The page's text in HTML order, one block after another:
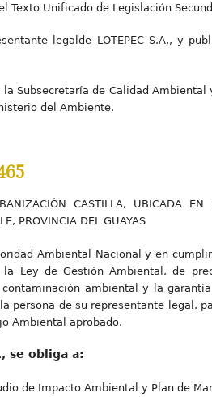
Texto Unificado de Legislación
legalde LOTEPEC S.A., y
Subsecretaría de Calidad
del Ambiente.
CASTILLA, UBICADA
PROVINCIA DEL GUAYAS
Ambiental Nacional y en
la Ley de Gestión Ambiental, de
ambiental y la
persona de su representante legal,
Ambiental aprobado.
se obliga a:
de Impacto Ambiental y Plan de